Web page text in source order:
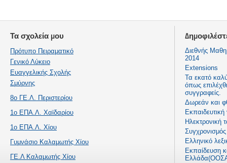
Τα σχολεία μου
Πρότυπο Πειραματικό
Γενικό Λύκειο
Ευαγγελικής Σχολής
Σμύρνης
8ο ΓΕ.Λ. Περιστερίου
1ο ΕΠΑ.Λ. Χαϊδαρίου
1ο ΕΠΑ.Λ. Χίου
Γυμνάσιο Καλαμωτής Χίου
ΓΕ.Λ Καλαμωτής Χίου
Διεθνής
2014
Extensions
Τα εκατό
όπως
συγγραφείς.
Δωρεάν και
Ηλεκτρονική
Ελληνικό
Εκπαίδευση